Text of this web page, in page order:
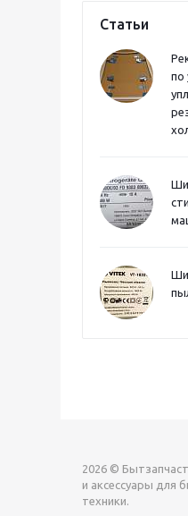
Статьи
по
2026 ©
и аксессуары для
техники.